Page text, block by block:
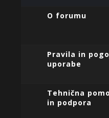
O forumu
Pravila in
uporabe
Tehnična
in podpora